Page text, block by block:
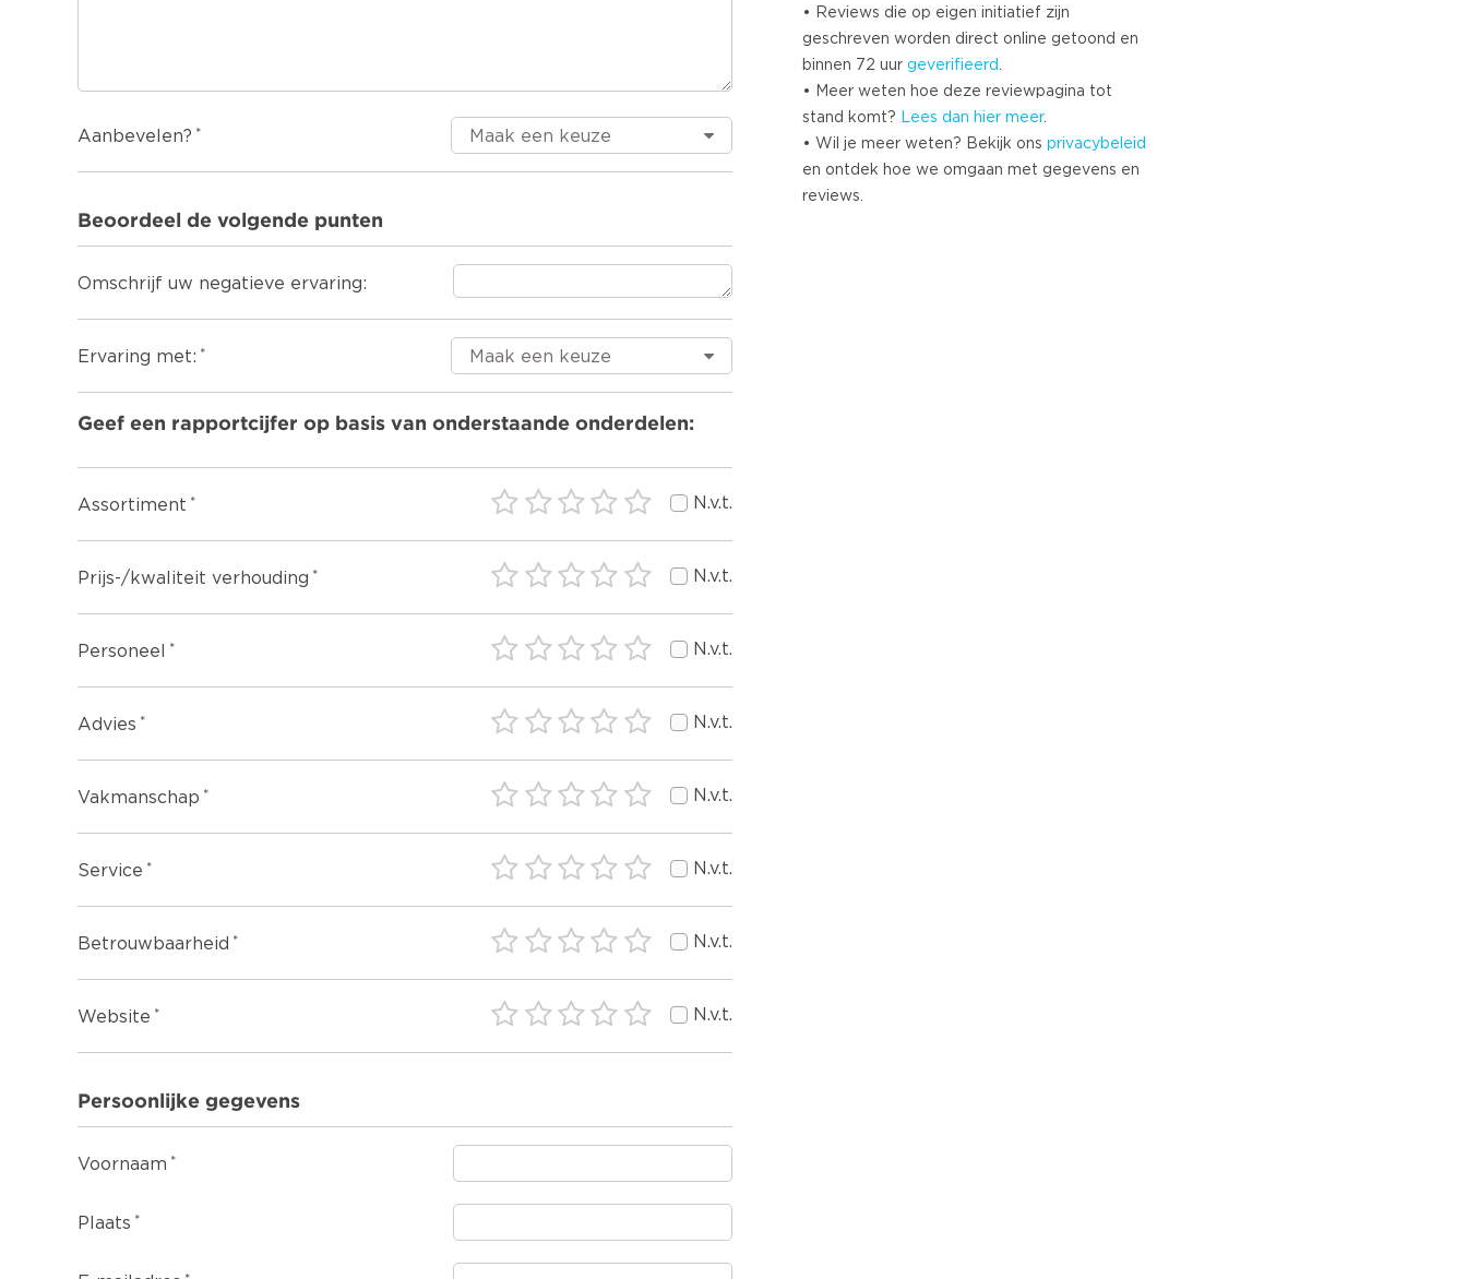
Aanbevelen?
Beoordeel de volgende punten
Omschrijf uw negatieve ervaring:
Ervaring met:
Geef een rapportcijfer op basis van onderstaande onderdelen:
Assortiment N.v.t.
Prijs-/kwaliteit verhouding N.v.t.
Personeel N.v.t.
Advies N.v.t.
Vakmanschap N.v.t.
Service N.v.t.
Betrouwbaarheid N.v.t.
Website N.v.t.
Persoonlijke gegevens
Voornaam
Plaats
• Reviews die op eigen initiatief zijn
geschreven worden direct online getoond en
binnen 72 uur geverifieerd.
• Meer weten hoe deze reviewpagina tot
stand komt? Lees dan hier meer.
• Wil je meer weten? Bekijk ons privacybeleid
en ontdek hoe we omgaan met gegevens en
reviews.